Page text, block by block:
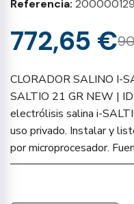
Referencia
772,65 €
CLORADOR SALINO I-
SALTIO 21 GR NEW |
electrólisis salina i-
uso privado. Instalar y
por microprocesador. Fuen